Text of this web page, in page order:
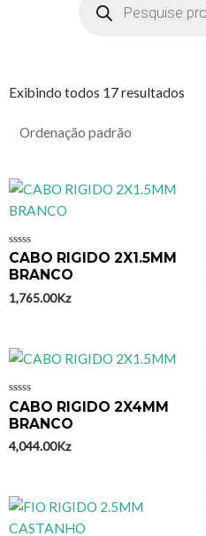
Exibindo todos 17 resultados
Avaliação
0
de
5
CABO RIGIDO 2X1.5MM
BRANCO
1,765.00Kz
Avaliação
0
de
5
CABO RIGIDO 2X4MM
BRANCO
4,044.00Kz